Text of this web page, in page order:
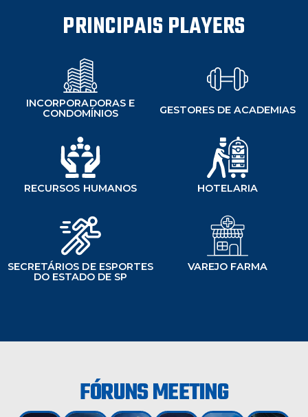
PRINCIPAIS PLAYERS
INCORPORADORAS E
CONDOMÍNIOS
GESTORES DE ACADEMIAS
RECURSOS HUMANOS HOTELARIA
SECRETÁRIOS DE ESPORTES
DO ESTADO DE SP
VAREJO FARMA
FÓRUNS MEETING